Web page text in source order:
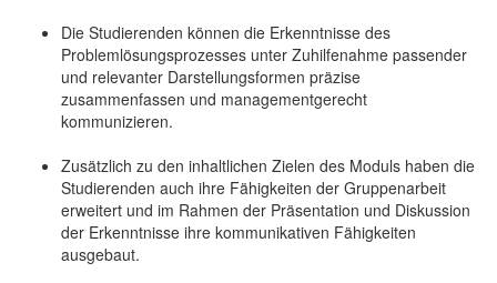
Die Studierenden können die Erkenntnisse des
Problemlösungsprozesses unter Zuhilfenahme passender
und relevanter Darstellungsformen präzise
zusammenfassen und managementgerecht
kommunizieren.
Zusätzlich zu den inhaltlichen Zielen des Moduls haben die
Studierenden auch ihre Fähigkeiten der Gruppenarbeit
erweitert und im Rahmen der Präsentation und Diskussion
der Erkenntnisse ihre kommunikativen Fähigkeiten
ausgebaut.